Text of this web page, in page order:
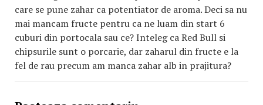
care se pune zahar ca potentiator de aroma. Deci sa nu
mai mancam fructe pentru ca ne luam din start 6
cuburi din portocala sau ce? Inteleg ca Red Bull si
chipsurile sunt o porcarie, dar zaharul din fructe e la
fel de rau precum am manca zahar alb in prajitura?